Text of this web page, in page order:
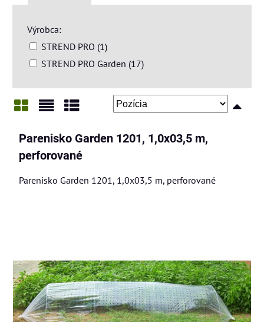
Výrobca:
STREND PRO (1)
STREND PRO Garden (17)
Parenisko Garden 1201, 1,0x03,5 m,
perforované
Parenisko Garden 1201, 1,0x03,5 m, perforované